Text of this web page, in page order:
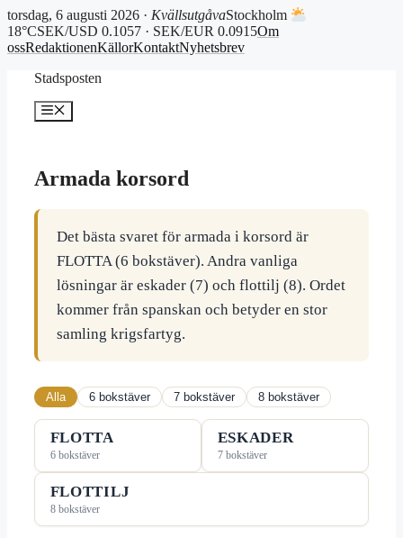
torsdag, 6 augusti 2026 · KvällsutgåvaStockholm
18°CSEK/USD 0.1057 · SEK/EUR 0.0915Om
ossRedaktionenKällorKontaktNyhetsbrev
Stadsposten
Meny
Armada korsord
Det bästa svaret för armada i korsord är
FLOTTA (6 bokstäver). Andra vanliga
lösningar är eskader (7) och flottilj (8). Ordet
kommer från spanskan och betyder en stor
samling krigsfartyg.
Alla 6 bokstäver 7 bokstäver 8 bokstäver
FLOTTA
6 bokstäver
ESKADER
7 bokstäver
FLOTTILJ
8 bokstäver